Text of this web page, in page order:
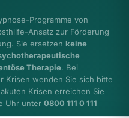
Programme von
Ansatz zur Förderung
Sie ersetzen keine
Therapie. Bei
Krisen wenden Sie sich bitte
Krisen erreichen Sie
Uhr unter 0800 111 0 111